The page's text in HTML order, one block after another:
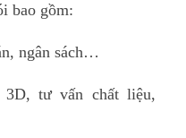
bao gồm:
ngân sách…
tư vấn chất liệu,